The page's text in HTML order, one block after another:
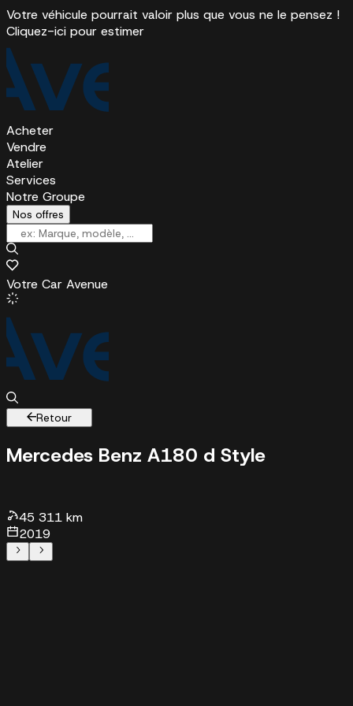
Votre véhicule pourrait valoir plus que vous ne le pensez !
Cliquez-ici pour estimer
Acheter
Vendre
Atelier
Services
Notre Groupe
Nos offres
Votre Car Avenue
Retour
Mercedes Benz A180 d Style
45 311 km
2019